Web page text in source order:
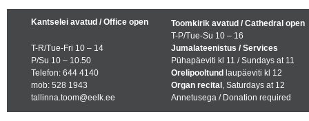
Kantselei avatud / Office open
T-R/Tue-Fri 10 – 14
P/Su 10 – 10.50
Telefon: 644 4140
mob: 528 1943
tallinna.toom@eelk.ee
Toomkirik avatud / Cathedral open
T-P/Tue-Su 10 – 16
Jumalateenistus / Services
Pühapäeviti kl 11 / Sundays at 11
Orelipooltund laupäeviti kl 12
Organ recital , Saturdays at 12
Annetusega / Donation required